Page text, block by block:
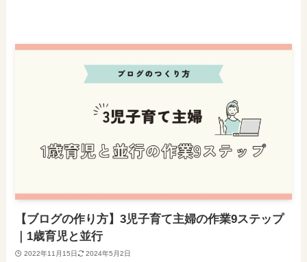
【ブログの作り方】3児子育て主婦の作業9ステップ
｜1歳育児と並行
2022年11月15日 2024年5月2日